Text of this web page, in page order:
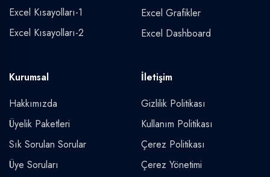
Excel Kısayolları-1
Excel Kısayolları-2
Excel Grafikler
Excel Dashboard
Kurumsal
Hakkımızda
Üyelik Paketleri
Sık Sorulan Sorular
Üye Soruları
İletişim
Gizlilik Politikası
Kullanım Politikası
Çerez Politikası
Çerez Yönetimi